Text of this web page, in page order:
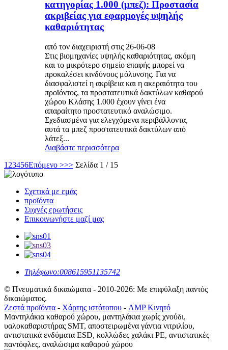
κατηγορίας 1.000 (μπεζ): Προστασία
ακριβείας για εφαρμογές υψηλής
καθαριότητας
από τον διαχειριστή στις 26-06-08
Στις βιομηχανίες υψηλής καθαριότητας, ακόμη
και το μικρότερο σημείο επαφής μπορεί να
προκαλέσει κινδύνους μόλυνσης. Για να
διασφαλιστεί η ακρίβεια και η ακεραιότητα του
προϊόντος, τα προστατευτικά δακτύλων καθαρού
χώρου Κλάσης 1.000 έχουν γίνει ένα
απαραίτητο προστατευτικό αναλώσιμο.
Σχεδιασμένα για ελεγχόμενα περιβάλλοντα,
αυτά τα μπεζ προστατευτικά δακτύλων από
λάτεξ...
Διαβάστε περισσότερα
1 23456Επόμενο >>> Σελίδα 1 / 15
Σχετικά με εμάς
προϊόντα
Συχνές ερωτήσεις
Επικοινωνήστε μαζί μας
Τηλέφωνο:008615951135742
© Πνευματικά δικαιώματα - 2010-2026: Με επιφύλαξη παντός
δικαιώματος.
Ζεστά προϊόντα - Χάρτης ιστότοπου - AMP Κινητό
Μαντηλάκια καθαρού χώρου, μαντηλάκια χωρίς χνούδι,
υαλοκαθαριστήρας SMT, αποστειρωμένα γάντια νιτριλίου,
αντιστατικά ενδύματα ESD, κολλώδες χαλάκι PE, αντιστατικές
παντόφλες, αναλώσιμα καθαρού χώρου